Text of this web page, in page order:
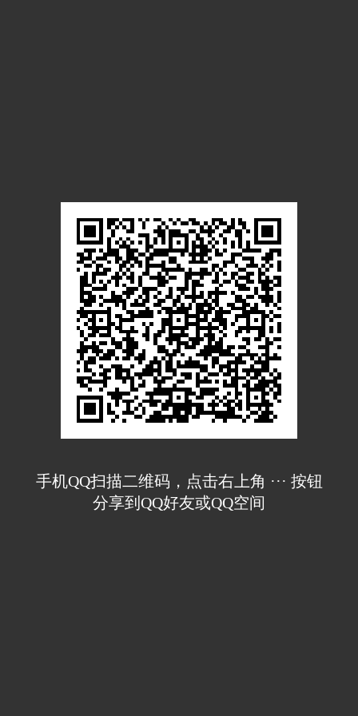
手机QQ扫描二维码，点击右上角 ··· 按钮
分享到QQ好友或QQ空间